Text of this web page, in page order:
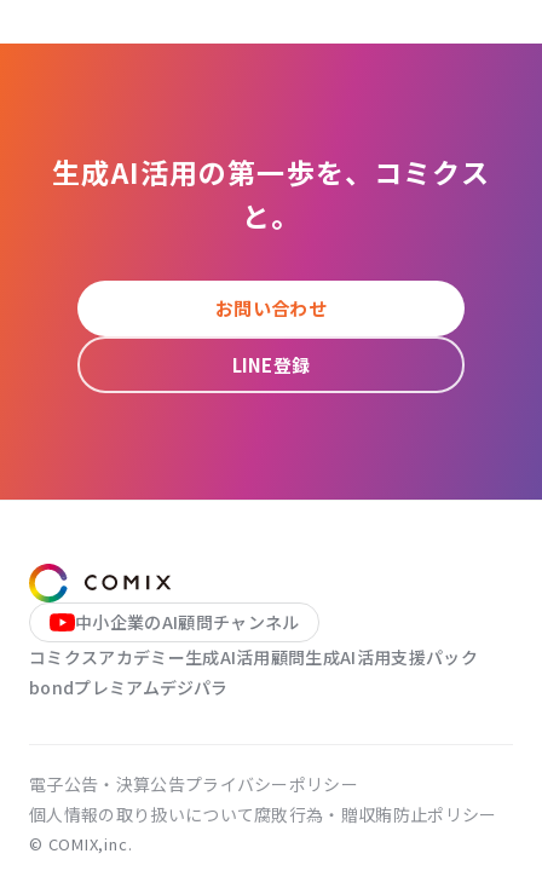
生成AI活用の第一歩を、コミクス
と。
お問い合わせ
LINE登録
中小企業のAI顧問チャンネル
コミクスアカデミー生成AI活用顧問生成AI活用支援パック
bondプレミアムデジパラ
電子公告・決算公告プライバシーポリシー
個人情報の取り扱いについて腐敗行為・贈収賄防止ポリシー
© COMIX,inc.